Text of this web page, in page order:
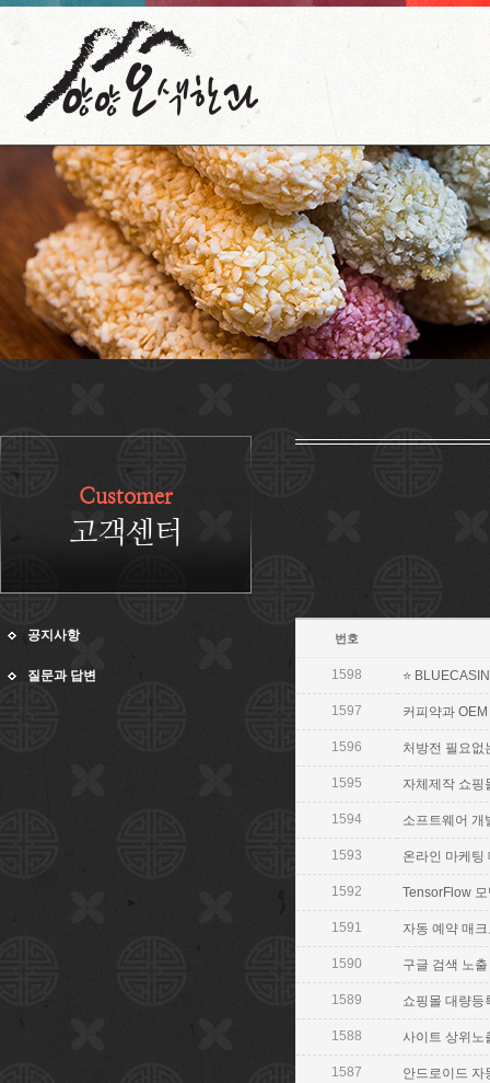
Customer
고객센터
공지사항
질문과 답변
번호
1598 ⭐
1597 커피약과
1596 처방전 필요없
1595 자체제작 쇼핑
1594 소프트웨어 개
1593 온라인 마케팅
1592 TensorFlow
1591 자동 예약 매
1590 구글 검색 노
1589 쇼핑몰 대량등
1588 사이트 상위노
1587 안드로이드 자